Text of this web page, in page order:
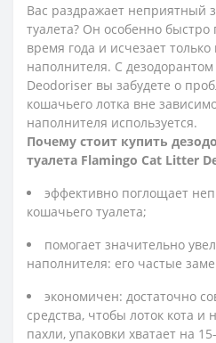
Вас раздражает неприятный
туалета? Он особенно быстро
время года и исчезает
наполнителя. С
Deodoriser вы забудете о
кошачьего лотка вне
наполнителя используется.
Почему стоит купить
туалета Flamingo Cat Litter
эффективно поглощает
кошачьего туалета;
помогает значительно
наполнителя: его частые
экономичен: достаточно
средства, чтобы лоток кота
пахли, упаковки хватает на